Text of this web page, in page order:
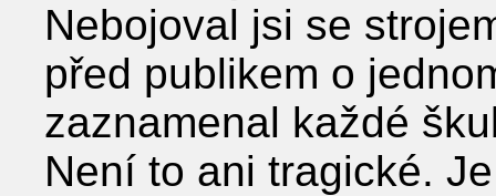
Nebojoval jsi se
před publikem o
zaznamenal každé
Není to ani tragické.